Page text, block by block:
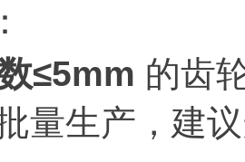
≤5mm 的齿
量生产，建